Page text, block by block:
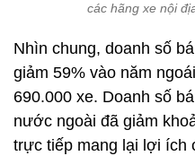
các hãng xe nội
Nhìn chung, doanh số
giảm 59% vào năm
690.000 xe. Doanh số
nước ngoài đã giảm
trực tiếp mang lại lợi ích